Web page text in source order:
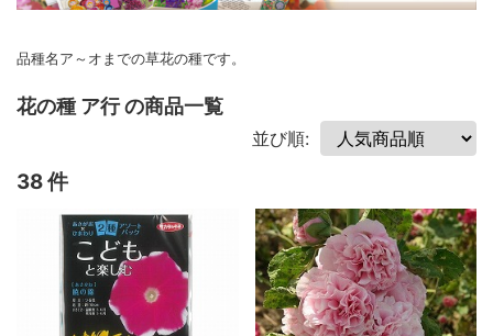
品種名ア～オまでの草花の種です。
花の種 ア行 の商品一覧
並び順:
38 件